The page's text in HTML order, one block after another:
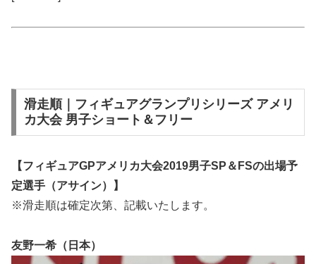
滑走順｜フィギュアグランプリシリーズ アメリ
カ大会 男子ショート＆フリー
【フィギュアGPアメリカ大会2019男子SP＆FSの出場予
定選手（アサイン）】
※滑走順は確定次第、記載いたします。
友野一希（日本）